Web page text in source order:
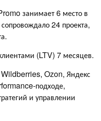
занимает 6 место в
24 проекта,
(LTV) 7 месяцев.
Ozon, Яндекс
подходе,
и управлении